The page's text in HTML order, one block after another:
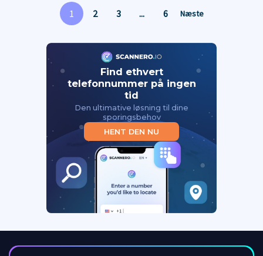
1 2 3 ... 6 Næste
Find ethvert
telefonnummer på ingen
tid
Den ultimative løsning til dine
sporingsbehov
HENT DEN NU